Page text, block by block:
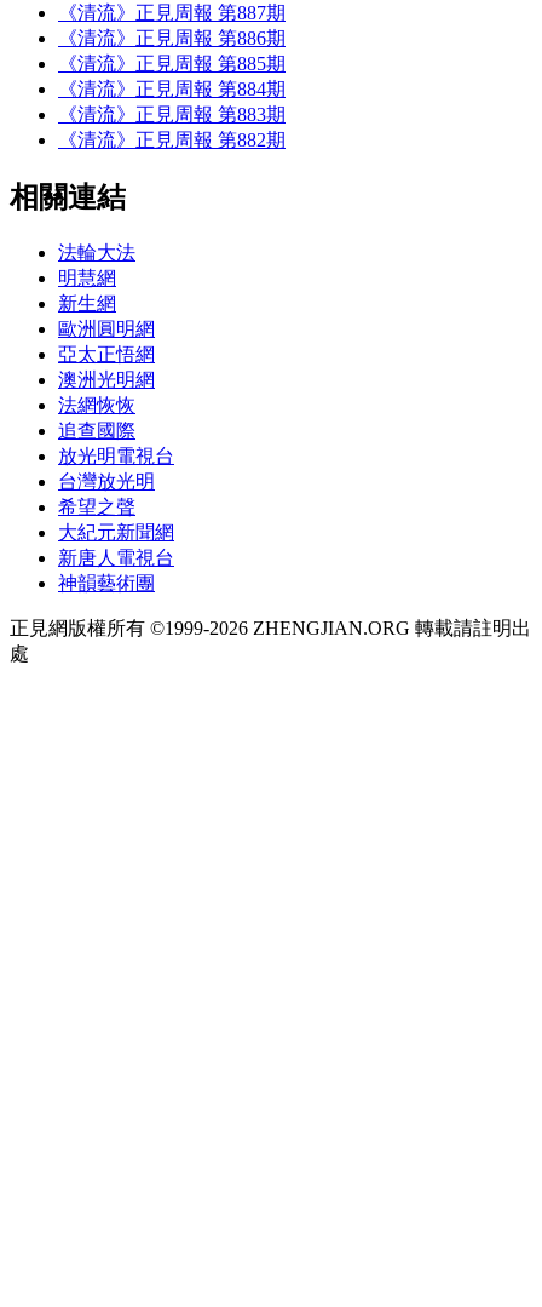
《清流》正見周報 第887期
《清流》正見周報 第886期
《清流》正見周報 第885期
《清流》正見周報 第884期
《清流》正見周報 第883期
《清流》正見周報 第882期
相關連結
法輪大法
明慧網
新生網
歐洲圓明網
亞太正悟網
澳洲光明網
法網恢恢
追查國際
放光明電視台
台灣放光明
希望之聲
大紀元新聞網
新唐人電視台
神韻藝術團
正見網版權所有 ©1999-2026 ZHENGJIAN.ORG 轉載請註明出
處